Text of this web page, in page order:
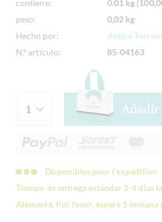
contiene:
0.01 kg
peso:
0,02 kg
Hecho por:
Antica
N.º artículo:
85-04163
Añadir
Disponibles pour l'expédition
Tiempo de entrega estándar 2-4 días
Alemania. Por favor, espere 1